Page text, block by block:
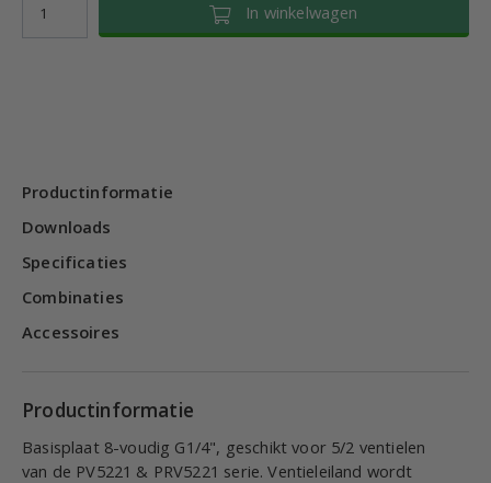
In winkelwagen
Productinformatie
Downloads
Specificaties
Combinaties
Accessoires
Productinformatie
Basisplaat 8-voudig G1/4", geschikt voor 5/2 ventielen
van de PV5221 & PRV5221 serie. Ventieleiland wordt